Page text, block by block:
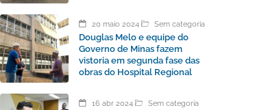
20 maio 2024 Sem categoria
Douglas Melo e equipe do
Governo de Minas fazem
vistoria em segunda fase das
obras do Hospital Regional
16 abr 2024 Sem categoria